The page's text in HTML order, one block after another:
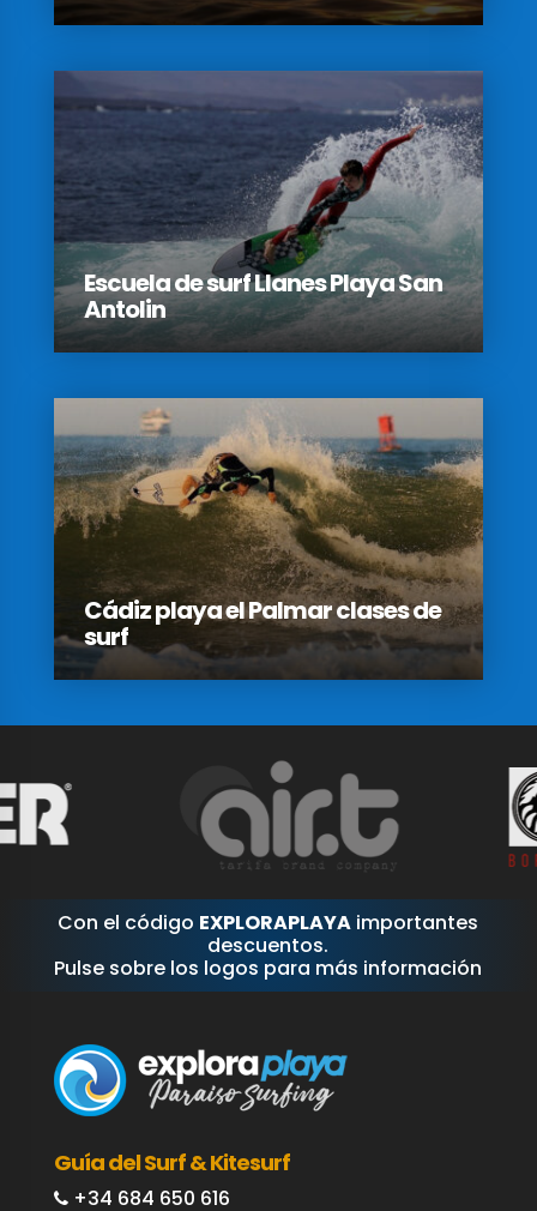
Escuela de surf Llanes Playa San
Antolin
Cádiz playa el Palmar clases de
surf
Con el código EXPLORAPLAYA importantes
descuentos.
Pulse sobre los logos para más información
Guía del Surf & Kitesurf
+34 684 650 616